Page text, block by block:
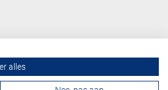
Contactformulier
alles